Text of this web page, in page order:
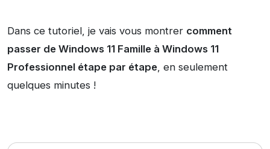
Dans ce tutoriel, je vais vous montrer comment
passer de Windows 11 Famille à Windows 11
Professionnel étape par étape, en seulement
quelques minutes !